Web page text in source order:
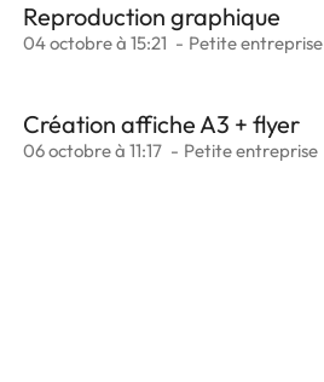
Reproduction graphique
04 octobre à 15:21 Petite entreprise
Création affiche A3 + flyer
06 octobre à 11:17 Petite entreprise